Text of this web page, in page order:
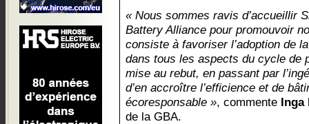
« Nous sommes ravis d’accueillir
Battery Alliance pour promouvoir
consiste à favoriser l’adoption de
dans tous les aspects du cycle de
mise au rebut, en passant par
d’en accroître l’efficience et de
écoresponsable », commente Inga
de la GBA.